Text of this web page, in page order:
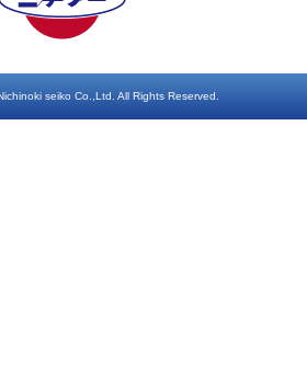
seiko Co.,Ltd. All Rights Reserved.